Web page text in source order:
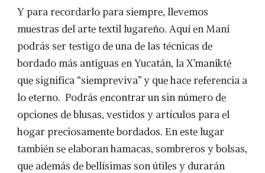
Y para recordarlo para siempre, llevemos
muestras del arte textil lugareño. Aquí en Maní
podrás ser testigo de una de las técnicas de
bordado más antiguas en Yucatán, la X’manikté
que significa “siempreviva” y que hace referencia a
lo eterno. Podrás encontrar un sin número de
opciones de blusas, vestidos y artículos para el
hogar preciosamente bordados. En este lugar
también se elaboran hamacas, sombreros y bolsas,
que además de bellísimas son útiles y durarán